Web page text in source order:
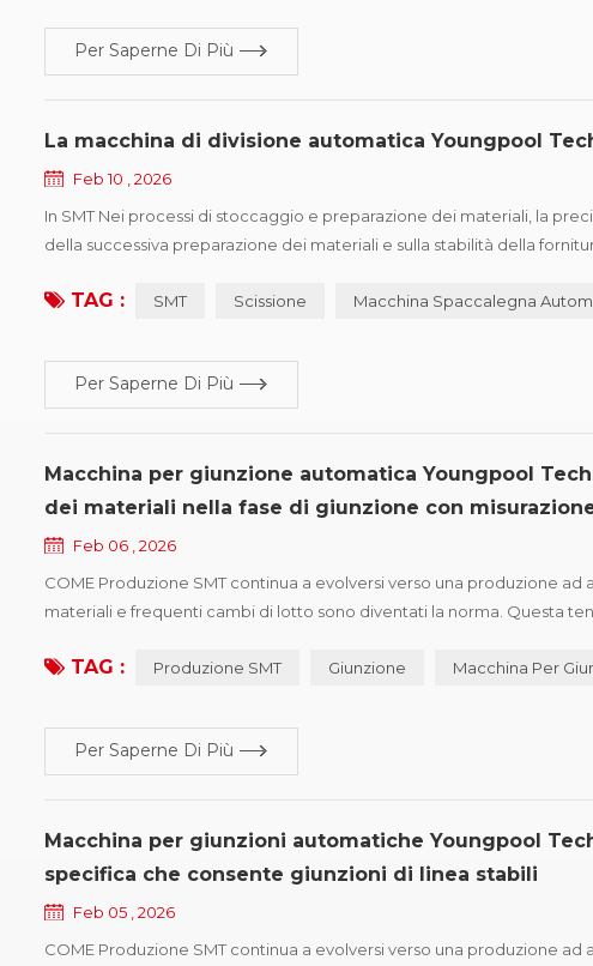
Per Saperne Di Più
La macchina di divisione automatica Youngpool
Feb 10 , 2026
In SMT Nei processi di stoccaggio e preparazione dei materiali, la
della successiva preparazione dei materiali e sulla stabilità della
TAG : SMT Scissione Macchina Spaccalegna
Per Saperne Di Più
Macchina per giunzione automatica Youngpool
dei materiali nella fase di giunzione con
Feb 06 , 2026
COME Produzione SMT continua a evolversi verso una produzione
materiali e frequenti cambi di lotto sono diventati la norma. Questa
TAG : Produzione SMT Giunzione Macchina Per
Per Saperne Di Più
Macchina per giunzioni automatiche Youngpool
specifica che consente giunzioni di linea stabili
Feb 05 , 2026
COME Produzione SMT continua a evolversi verso una produzione